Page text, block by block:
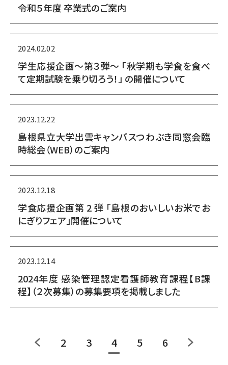
令和５年度 卒業式のご案内
2024.02.02
学生応援企画～第３弾～ 「秋学期も学食を食べ
て定期試験を乗り切ろう！」 の開催について
2023.12.22
島根県立大学出雲キャンパスつわぶき同窓会臨
時総会（WEB）のご案内
2023.12.18
学食応援企画第 2 弾 「島根のおいしいお米でお
にぎりフェア」開催について
2023.12.14
2024年度 感染管理認定看護師教育課程【B課
程】（２次募集）の募集要項を掲載しました
2 3 4 5 6